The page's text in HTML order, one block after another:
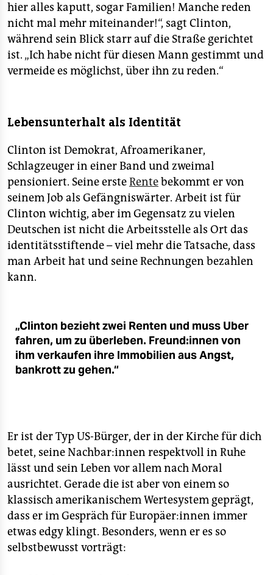
hier alles kaputt, sogar Familien! Manche reden
nicht mal mehr miteinander!“, sagt Clinton,
während sein Blick starr auf die Straße gerichtet
ist. „Ich habe nicht für diesen Mann gestimmt und
vermeide es möglichst, über ihn zu reden.“
Lebensunterhalt als Identität
Clinton ist Demokrat, Afroamerikaner,
Schlagzeuger in einer Band und zweimal
pensioniert. Seine ersteRentebekommt er von
seinem Job als Gefängniswärter. Arbeit ist für
Clinton wichtig, aber im Gegensatz zu vielen
Deutschen ist nicht die Arbeitsstelle als Ort das
identitätsstiftende – viel mehr die Tatsache, dass
man Arbeit hat und seine Rechnungen bezahlen
kann.
„Clinton bezieht zwei Renten und muss Uber
fahren, um zu überleben. Freund:innen von
ihm verkaufen ihre Immobilien aus Angst,
bankrott zu gehen.“
Er ist der Typ US-Bürger, der in der Kirche für dich
betet, seine Nachbar:innen respektvoll in Ruhe
lässt und sein Leben vor allem nach Moral
ausrichtet. Gerade die ist aber von einem so
klassisch amerikanischem Wertesystem geprägt,
dass er im Gespräch für Europäer:innen immer
etwas edgy klingt. Besonders, wenn er es so
selbstbewusst vorträgt: